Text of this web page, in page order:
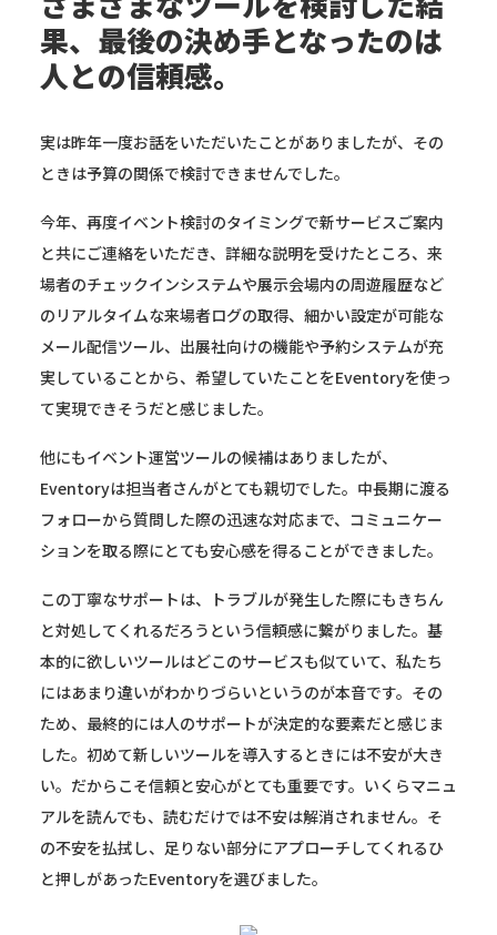
果、最後の決め手となったのは
人との信頼感。
実は昨年一度お話をいただいたことがありましたが、その
ときは予算の関係で検討できませんでした。
今年、再度イベント検討のタイミングで新サービスご案内
と共にご連絡をいただき、詳細な説明を受けたところ、来
場者のチェックインシステムや展示会場内の周遊履歴など
のリアルタイムな来場者ログの取得、細かい設定が可能な
メール配信ツール、出展社向けの機能や予約システムが充
実していることから、希望していたことをEventoryを使っ
て実現できそうだと感じました。
他にもイベント運営ツールの候補はありましたが、
Eventoryは担当者さんがとても親切でした。中長期に渡る
フォローから質問した際の迅速な対応まで、コミュニケー
ションを取る際にとても安心感を得ることができました。
この丁寧なサポートは、トラブルが発生した際にもきちん
と対処してくれるだろうという信頼感に繋がりました。基
本的に欲しいツールはどこのサービスも似ていて、私たち
にはあまり違いがわかりづらいというのが本音です。その
ため、最終的には人のサポートが決定的な要素だと感じま
した。初めて新しいツールを導入するときには不安が大き
い。だからこそ信頼と安心がとても重要です。いくらマニュ
アルを読んでも、読むだけでは不安は解消されません。そ
の不安を払拭し、足りない部分にアプローチしてくれるひ
と押しがあったEventoryを選びました。